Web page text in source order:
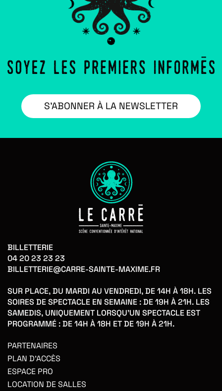
S’ABONNER À LA NEWSLETTER
BILLETTERIE
04 20 23 23 23
BILLETTERIE@CARRE-SAINTE-MAXIME.FR
SUR PLACE, DU MARDI AU VENDREDI, DE 14H À 18H. LES
SOIRES DE SPECTACLE EN SEMAINE : DE 19H À 21H. LES
SAMEDIS, UNIQUEMENT LORSQU'UN SPECTACLE EST
PROGRAMMÉ : DE 14H À 18H ET DE 19H À 21H.
PARTENAIRES
PLAN D'ACCÈS
ESPACE PRO
LOCATION DE SALLES